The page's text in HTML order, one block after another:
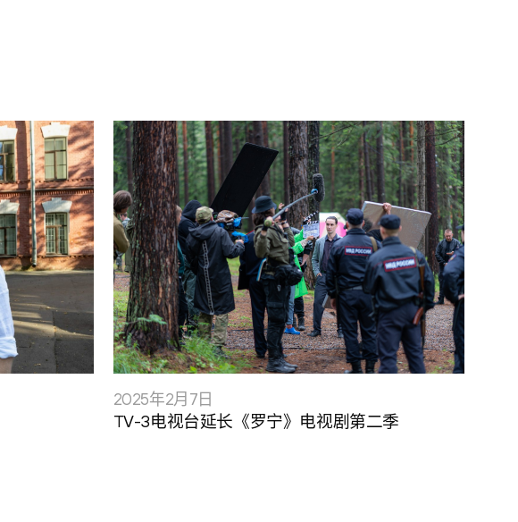
2025年2月7日
TV-3电视台延长《罗宁》电视剧第二季